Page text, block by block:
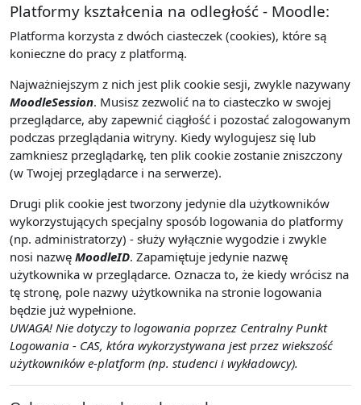
Platformy kształcenia na odległość - Moodle:
Platforma korzysta z dwóch ciasteczek (cookies), które są
konieczne do pracy z platformą.
Najważniejszym z nich jest plik cookie sesji, zwykle nazywany
MoodleSession. Musisz zezwolić na to ciasteczko w swojej
przeglądarce, aby zapewnić ciągłość i pozostać zalogowanym
podczas przeglądania witryny. Kiedy wylogujesz się lub
zamkniesz przeglądarkę, ten plik cookie zostanie zniszczony
(w Twojej przeglądarce i na serwerze).
Drugi plik cookie jest tworzony jedynie dla użytkowników
wykorzystujących specjalny sposób logowania do platformy
(np. administratorzy) - służy wyłącznie wygodzie i zwykle
nosi nazwę MoodleID. Zapamiętuje jedynie nazwę
użytkownika w przeglądarce. Oznacza to, że kiedy wrócisz na
tę stronę, pole nazwy użytkownika na stronie logowania
będzie już wypełnione.
UWAGA! Nie dotyczy to logowania poprzez Centralny Punkt
Logowania - CAS, która wykorzystywana jest przez wiekszość
użytkowników e-platform (np. studenci i wykładowcy).